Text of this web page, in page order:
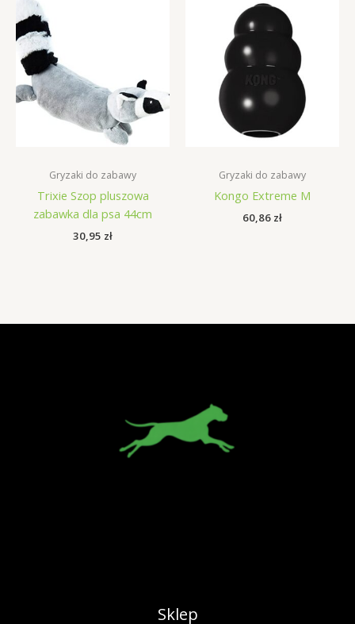
Gryzaki do zabawy
Trixie Szop pluszowa
zabawka dla psa 44cm
30,95 zł
Gryzaki do zabawy
Kongo Extreme M
60,86 zł
Sklep